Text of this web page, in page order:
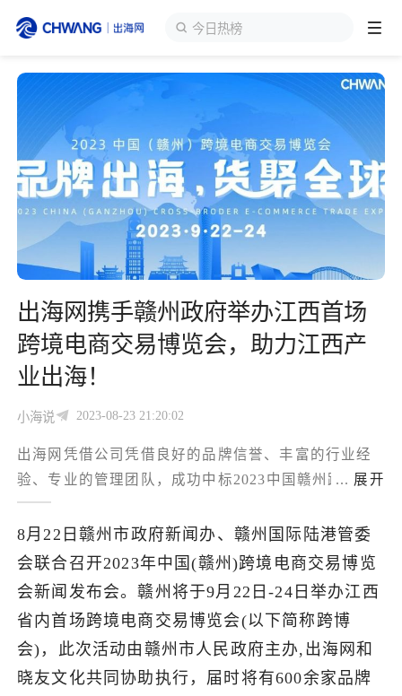
海外货盘
跨境展会
出海服务
出海资讯
跨境报告
出海导航
出海交流群
登录/注册
出海网携手赣州政府举办江西首场
跨境电商交易博览会，助力江西产
业出海！
小海说 2023-08-23 21:20:02
出海网凭借公司凭借良好的品牌信誉、丰富的行业经
验、专业的管理团队，成功中标2023中国赣州跨境电
商交易博览会即跨境电商嘉年华项目！
... 展开
8月22日赣州市政府新闻办、赣州国际陆港管委
会联合召开2023年中国(赣州)跨境电商交易博览
会新闻发布会。赣州将于9月22日-24日举办江西
省内首场跨境电商交易博览会(以下简称跨博
会)，此次活动由赣州市人民政府主办,出海网和
晓友文化共同协助执行，届时将有600余家品牌